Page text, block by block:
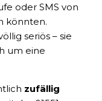
oder SMS von
könnten.
seriös – sie
um eine
zufällig